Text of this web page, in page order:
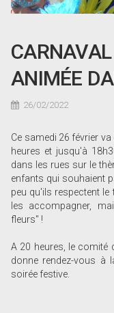
ANIMÉE
26/02/2022
Ce samedi 26 février
heures et jusqu'à
dans les rues sur le
enfants qui souhaient
peu qu'ils respectent le
les accompagner,
fleurs" !
A 20 heures, le comité
donne rendez-vous à
soirée festive.